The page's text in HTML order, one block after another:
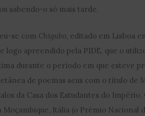
sabendo-o só mais tarde.
se com Chigubo, editado em Lisboa
logo apreendido pela PIDE, que o
durante o período em que esteve
de poemas seus com o título de
da Casa dos Estudantes do
Itália (o Prémio Nacional